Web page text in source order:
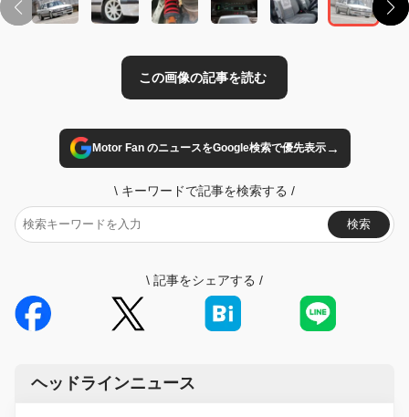
Motor Fan のニュースをGoogle検索で優先表示→
\ キーワードで記事を検索する /
検索
\ 記事をシェアする /
ヘッドラインニュース